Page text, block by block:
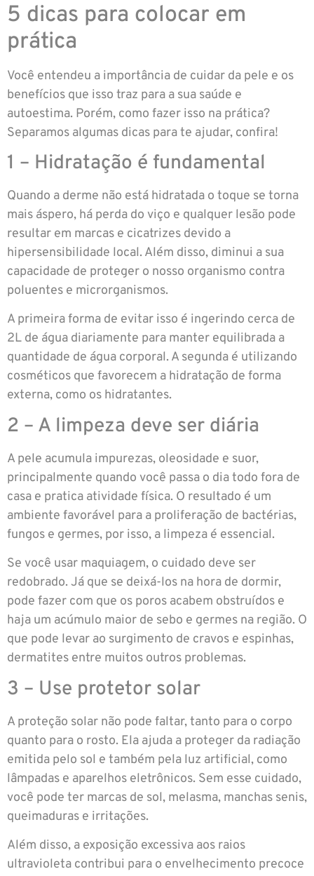
5 dicas para colocar em
prática
Você entendeu a importância de cuidar da pele e os
benefícios que isso traz para a sua saúde e
autoestima. Porém, como fazer isso na prática?
Separamos algumas dicas para te ajudar, confira!
1 – Hidratação é fundamental
Quando a derme não está hidratada o toque se torna
mais áspero, há perda do viço e qualquer lesão pode
resultar em marcas e cicatrizes devido a
hipersensibilidade local. Além disso, diminui a sua
capacidade de proteger o nosso organismo contra
poluentes e microrganismos.
A primeira forma de evitar isso é ingerindo cerca de
2L de água diariamente para manter equilibrada a
quantidade de água corporal. A segunda é utilizando
cosméticos que favorecem a hidratação de forma
externa, como os hidratantes.
2 – A limpeza deve ser diária
A pele acumula impurezas, oleosidade e suor,
principalmente quando você passa o dia todo fora de
casa e pratica atividade física. O resultado é um
ambiente favorável para a proliferação de bactérias,
fungos e germes, por isso, a limpeza é essencial.
Se você usar maquiagem, o cuidado deve ser
redobrado. Já que se deixá-los na hora de dormir,
pode fazer com que os poros acabem obstruídos e
haja um acúmulo maior de sebo e germes na região. O
que pode levar ao surgimento de cravos e espinhas,
dermatites entre muitos outros problemas.
3 – Use protetor solar
A proteção solar não pode faltar, tanto para o corpo
quanto para o rosto. Ela ajuda a proteger da radiação
emitida pelo sol e também pela luz artificial, como
lâmpadas e aparelhos eletrônicos. Sem esse cuidado,
você pode ter marcas de sol, melasma, manchas senis,
queimaduras e irritações.
Além disso, a exposição excessiva aos raios
ultravioleta contribui para o envelhecimento precoce